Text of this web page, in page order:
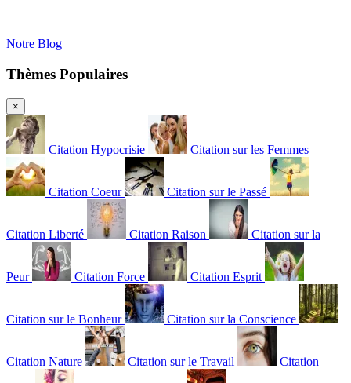
Notre Blog
Thèmes Populaires
×
Citation Hypocrisie Citation sur les Femmes
Citation Coeur Citation sur le Passé
Citation Liberté Citation Raison Citation sur la
Peur Citation Force Citation Esprit
Citation sur le Bonheur Citation sur la Conscience
Citation Nature Citation sur le Travail Citation